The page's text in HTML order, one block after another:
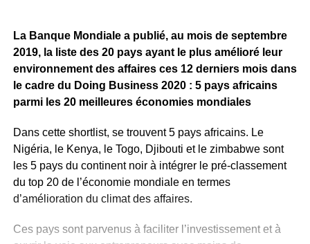
La Banque Mondiale a publié, au mois de septembre
2019, la liste des 20 pays ayant le plus amélioré leur
environnement des affaires ces 12 derniers mois dans
le cadre du Doing Business 2020 : 5 pays africains
parmi les 20 meilleures économies mondiales
Dans cette shortlist, se trouvent 5 pays africains. Le
Nigéria, le Kenya, le Togo, Djibouti et le zimbabwe sont
les 5 pays du continent noir à intégrer le pré-classement
du top 20 de l’économie mondiale en termes
d’amélioration du climat des affaires.
Ces pays sont parvenus à faciliter l’investissement et à